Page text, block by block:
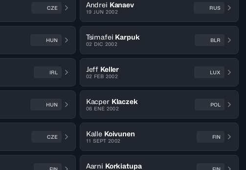
CZE Andrei Kanaev
19 JUN 2002
RUS
HUN Tsimafei Karpuk
02 DIC 2002
BLR
IRL Jeff Keller
02 FEB 2002
LUX
HUN Kacper Klaczek
06 ENE 2002
POL
CZE Kalle Koivunen
11 SEPT 2002
FIN
Aarni Korkiatupa